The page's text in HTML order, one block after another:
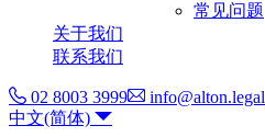
常见问题
关于我们
联系我们
02 8003 3999
info@alton.legal
中文(简体)